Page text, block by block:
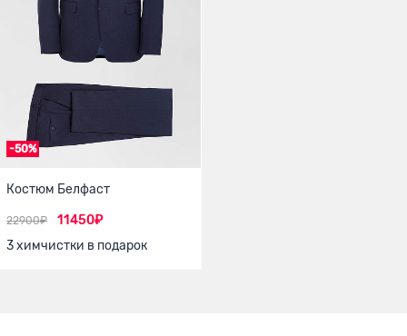
-50%
Костюм Белфаст
22900₽
11450₽
3 химчистки в подарок